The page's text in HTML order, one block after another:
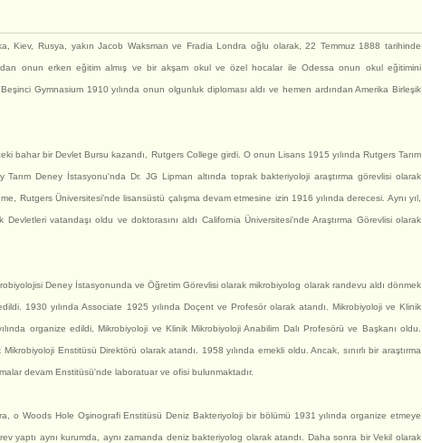
Kiev, Rusya, yakın Jacob Waksman ve Fradia Londra oğlu olarak, 22 Temmuz 1888 tarihinde
onun erken eğitim almış ve bir akşam okul ve özel hocalar ile Odessa onun okul eğitimini
Gymnasium 1910 yılında onun olgunluk diploması aldı ve hemen ardından Amerika Birleşik
bahar bir Devlet Bursu kazandı, Rutgers College girdi. O onun Lisans 1915 yılında Rutgers Tarım
Deney İstasyonu'nda Dr. JG Lipman altında toprak bakteriyoloji araştırma görevlisi olarak
Rutgers Üniversitesi'nde lisansüstü çalışma devam etmesine izin 1916 yılında derecesi. Aynı yıl,
Devletleri vatandaşı oldu ve doktorasını aldı California Üniversitesi'nde Araştırma Görevlisi olarak
Deney İstasyonunda ve Öğretim Görevlisi olarak mikrobiyolog olarak randevu aldı dönmek
1930 yılında Associate 1925 yılında Doçent ve Profesör olarak atandı. Mikrobiyoloji ve Klinik
organize edildi, Mikrobiyoloji ve Klinik Mikrobiyoloji Anabilim Dalı Profesörü ve Başkanı oldu.
Enstitüsü Direktörü olarak atandı. 1958 yılında emekli oldu. Ancak, sınırlı bir araştırma
devam Enstitüsü'nde laboratuar ve ofisi bulunmaktadır.
o Woods Hole Oşinografi Enstitüsü Deniz Bakteriyoloji bir bölümü 1931 yılında organize etmeye
yaptı aynı kurumda, aynı zamanda deniz bakteriyolog olarak atandı. Daha sonra bir Vekil olarak